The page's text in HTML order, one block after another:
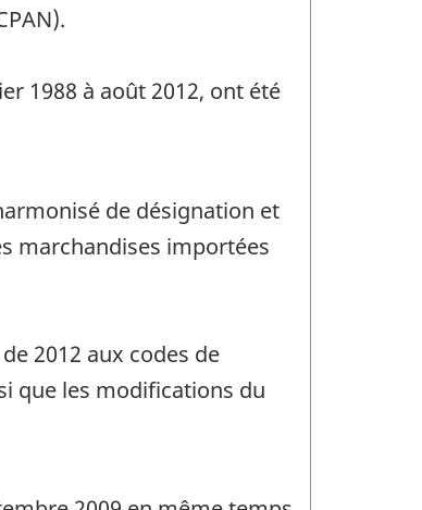
1988 à août 2012, ont été
de désignation et
marchandises importées
2012 aux codes de
que les modifications du